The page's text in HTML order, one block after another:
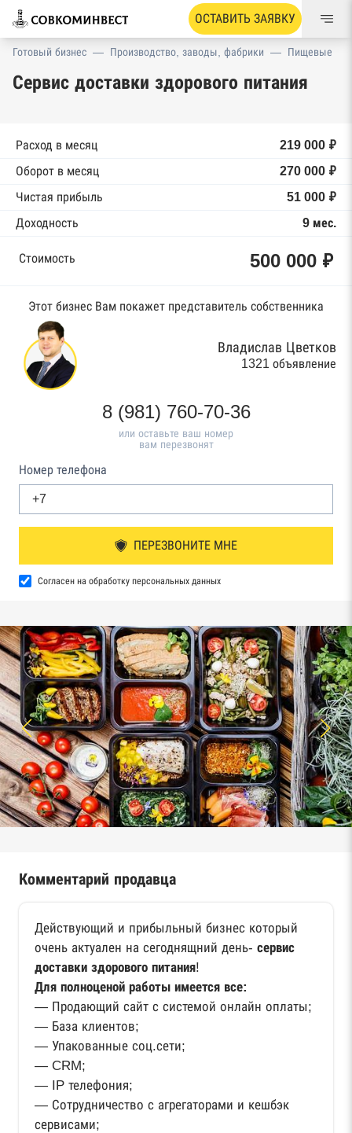
ОСТАВИТЬ ЗАЯВКУ
Готовый бизнес — Производство, заводы, фабрики — Пищевые
Сервис доставки здорового питания
Расход в месяц
219 000 ₽
Оборот в месяц
270 000 ₽
Чистая прибыль
51 000 ₽
Доходность
9 мес.
Стоимость 500 000 ₽
Этот бизнес Вам покажет представитель собственника
Владислав Цветков
1321 объявление
8 (981) 760-70-36
или оставьте ваш номер
вам перезвонят
Номер телефона
ПЕРЕЗВОНИТЕ МНЕ
Согласен на обработку персональных данных
Комментарий продавца
Действующий и прибыльный бизнес который
очень актуален на сегоднящний день- сервис
доставки здорового питания!
Для полноценой работы имеется все:
— Продающий сайт с системой онлайн оплаты;
— База клиентов;
— Упакованные соц.сети;
— CRM;
— IP телефония;
— Сотрудничество с агрегаторами и кешбэк
сервисами;